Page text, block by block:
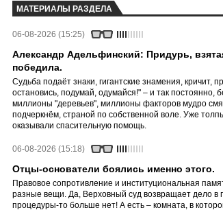
МАТЕРИАЛЫ РАЗДЕЛА
06-08-2026 (15:25)
Александр Адельфинский: Придурь,
победила.
Судьба подаёт знаки, гигантские знамения, кричит,
остановись, подумай, одумайся!" – и так постоянно,
миллионы "деревьев", миллионы факторов мудро
подчеркнём, страной по собственной воле. Уже
оказывали спасительную помощь.
06-08-2026 (15:18)
Отцы-основатели боялись именно этого.
Правовое сопротивление и институциональная
разные вещи. Да, Верховный суд возвращает дело в
процедуры-то больше нет! А есть – комната, в